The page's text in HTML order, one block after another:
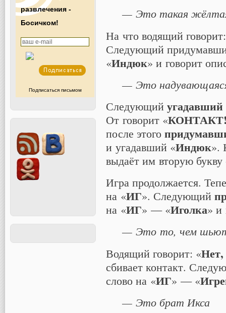
— Это такая
На что водящий
Следующий
«Индюк» и говорит
— Это
Следующий угадавший
От говорит «
после этого
и угадавший «Индюк».
выдаёт им вторую букву
Игра продолжается.
на «ИГ». Следующий
на «ИГ» — «Иголка» и
— Это то, чем
Водящий говорит: «Нет,
сбивает контакт.
слово на «ИГ» — «
— Это брат Икса
развлечения -
Босичком!
Подписаться письмом